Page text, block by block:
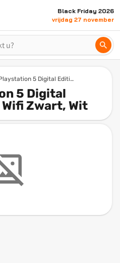
Black Friday 2026
vrijdag 27 november
Sony Playstation 5 Digital Edition 825 Gb Wifi Zwart Wit
5 Digital
Zwart, Wit